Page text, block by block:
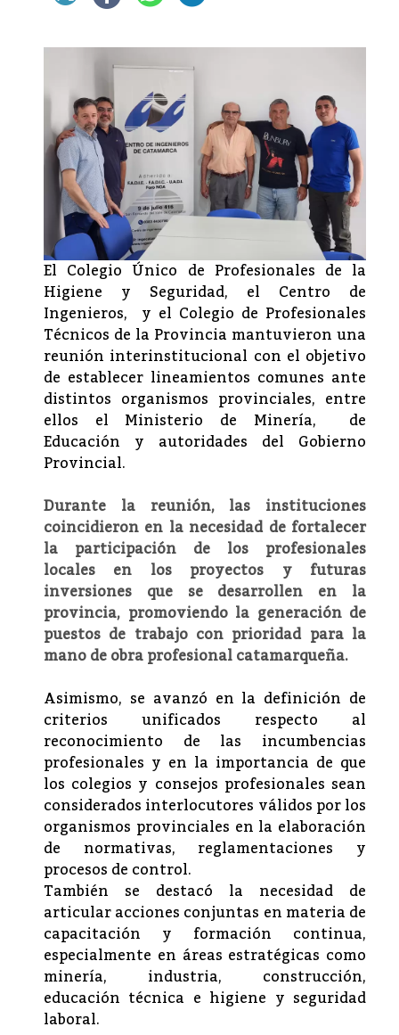
El Colegio Único de Profesionales de la
Higiene y Seguridad, el Centro de
Ingenieros, y el Colegio de Profesionales
Técnicos de la Provincia mantuvieron una
reunión interinstitucional con el objetivo
de establecer lineamientos comunes ante
distintos organismos provinciales, entre
ellos el Ministerio de Minería, de
Educación y autoridades del Gobierno
Provincial.
Durante la reunión, las instituciones
coincidieron en la necesidad de fortalecer
la participación de los profesionales
locales en los proyectos y futuras
inversiones que se desarrollen en la
provincia, promoviendo la generación de
puestos de trabajo con prioridad para la
mano de obra profesional catamarqueña.
Asimismo, se avanzó en la definición de
criterios unificados respecto al
reconocimiento de las incumbencias
profesionales y en la importancia de que
los colegios y consejos profesionales sean
considerados interlocutores válidos por los
organismos provinciales en la elaboración
de normativas, reglamentaciones y
procesos de control.
También se destacó la necesidad de
articular acciones conjuntas en materia de
capacitación y formación continua,
especialmente en áreas estratégicas como
minería, industria, construcción,
educación técnica e higiene y seguridad
laboral.